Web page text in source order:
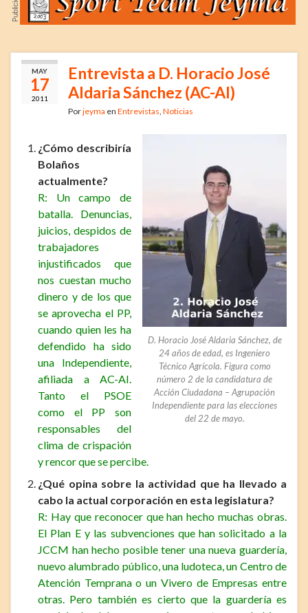
MAY
17
2011
Entrevista a D. Horacio José
Aldaria Sánchez (AC-AI)
Porjeyma en Entrevistas, Noticias
D. Horacio José Aldaria Sánchez, de
24 años de edad, es Ingeniero
Técnico Agrícola. Figura como
número 2 de la candidatura de
Acción Ciudadana – Agrupación
Independiente para las elecciones
del 22 de mayo.
¿Cómo describiría
Bolaños
actualmente?
R: Un campo de
batalla. Denuncias,
juicios, despidos de
trabajadores
injustificados que
nos cuestan mucho
dinero y de los que
se aprovecha el PP,
cuando quien les ha
defendido ha sido
una Independiente,
afiliada a AC-AI.
Tanto el PSOE
como el PP son
responsables del
clima de crispación
y rencor que se percibe.
¿Qué opina sobre la actividad que ha llevado a
cabo la actual corporación en esta legislatura?
R: Hay que reconocer que han hecho muchas obras.
El Plan E y las subvenciones que han solicitado a la
JCCM han hecho posible tener una nueva guardería,
nuevo alumbrado público, una ludoteca, un Centro de
Atención Temprana o un Vivero de Empresas entre
otras. Pero también es cierto que la guardería es